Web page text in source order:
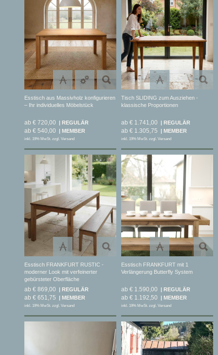
Esstisch aus Massivholz konfigurieren
– Ihr individuelles Möbelstück
ab € 720,00
ab € 540,00
inkl. 19% MwSt. zzgl. Versand
Tisch SLIDING zum Ausziehen -
klassische Proportionen
ab € 1.741,00
ab € 1.305,75
inkl. 19% MwSt. zzgl. Versand
Esstisch FRANKFURT RUSTIC -
moderner Look mit verfeinerter
gebürsteter Oberfläche
ab € 869,00
ab € 651,75
inkl. 19% MwSt. zzgl. Versand
Esstisch FRANKFURT mit 1
Verlängerung Butterfly System
ab € 1.590,00
ab € 1.192,50
inkl. 19% MwSt. zzgl. Versand